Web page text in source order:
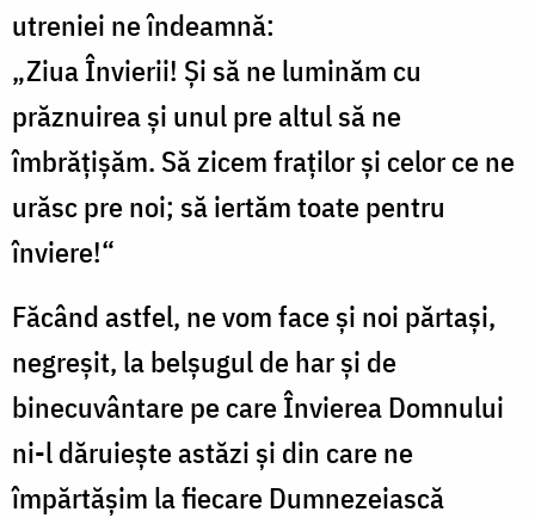
utreniei ne îndeamnă:
„Ziua Învierii! Și să ne luminăm cu
prăznuirea și unul pre altul să ne
îmbrățișăm. Să zicem fraților și celor ce ne
urăsc pre noi; să iertăm toate pentru
înviere!“
Făcând astfel, ne vom face și noi părtași,
negreșit, la belșugul de har și de
binecuvântare pe care Învierea Domnului
ni-l dăruiește astăzi și din care ne
împărtășim la fiecare Dumnezeiască